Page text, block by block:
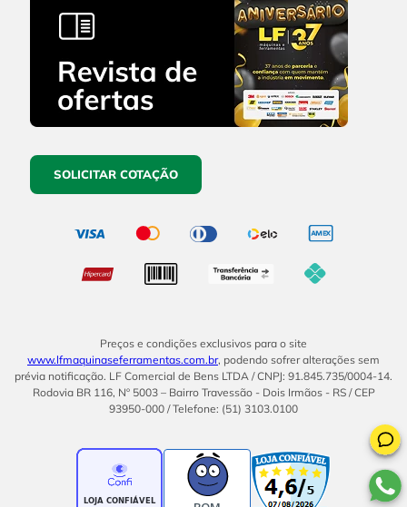
SOLICITAR COTAÇÃO
Preços e condições exclusivos para o site
www.lfmaquinaseferramentas.com.br, podendo sofrer alterações sem
prévia notificação. LF Comercial de Bens LTDA / CNPJ: 91.845.735/0004-14.
Rodovia BR 116, Nº 5003 – Bairro Travessão - Dois Irmãos - RS / CEP
93950-000 / Telefone: (51) 3103.0100